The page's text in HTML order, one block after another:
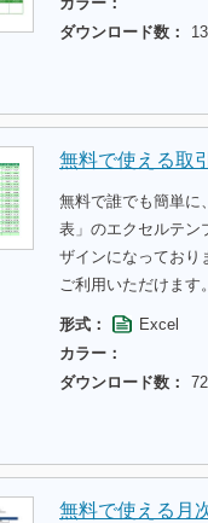
ダウンロード数：
無料で使える取
無料で誰でも簡単に
表」のエクセルテン
ザインになっており
ご利用いただけます。
形式：
Excel
カラー：
ダウンロード数：
無料で使える月